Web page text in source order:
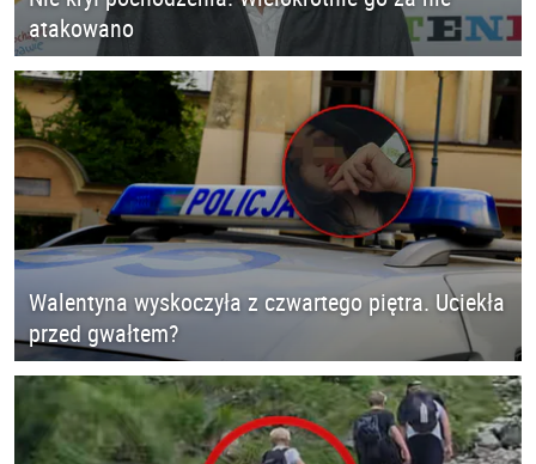
atakowano
Walentyna wyskoczyła z czwartego piętra. Uciekła
przed gwałtem?